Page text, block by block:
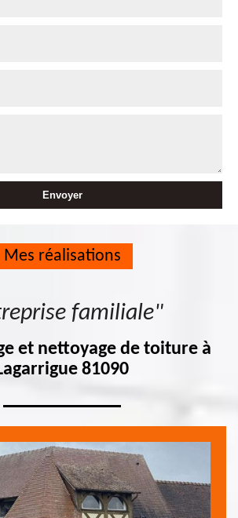
Mes réalisations
familiale"
et nettoyage de toiture à
81090